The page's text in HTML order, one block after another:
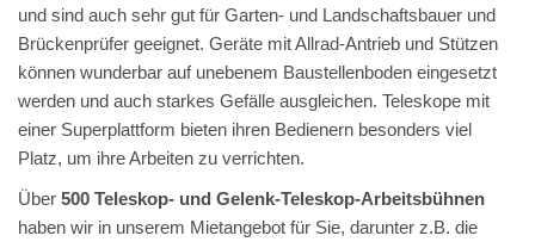
und sind auch sehr gut für Garten- und Landschaftsbauer und
Brückenprüfer geeignet. Geräte mit Allrad-Antrieb und Stützen
können wunderbar auf unebenem Baustellenboden eingesetzt
werden und auch starkes Gefälle ausgleichen. Teleskope mit
einer Superplattform bieten ihren Bedienern besonders viel
Platz, um ihre Arbeiten zu verrichten.
Über 500 Teleskop- und Gelenk-Teleskop-Arbeitsbühnen
haben wir in unserem Mietangebot für Sie, darunter z.B. die